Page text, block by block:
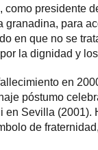
como presidente
granadina, para
en que no se
la dignidad y
en
póstumo
en Sevilla (2001).
de